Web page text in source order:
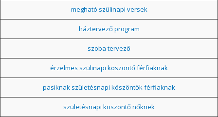
megható szülinapi versek
háztervező program
szoba tervező
érzelmes szülinapi köszöntő férfiaknak
pasiknak születésnapi köszöntők férfiaknak
születésnapi köszöntő nőknek